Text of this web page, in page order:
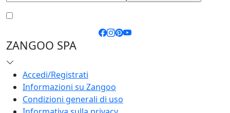
ZANGOO SPA
Accedi/Registrati
Informazioni su Zangoo
Condizioni generali di uso